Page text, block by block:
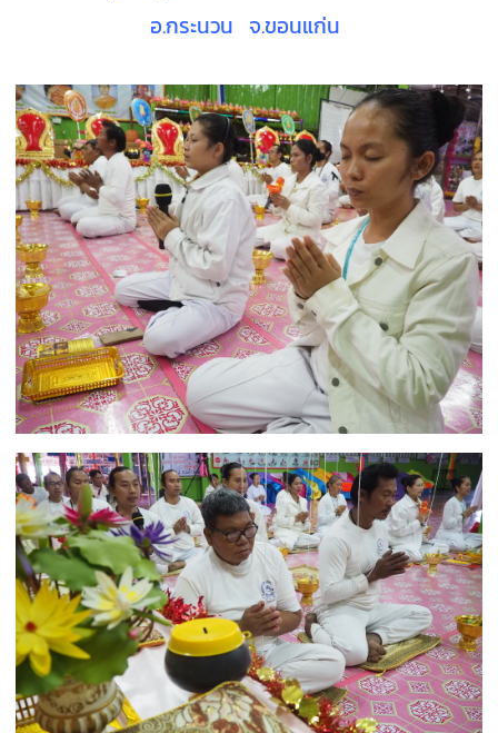
อ.กระนวน จ.ขอนแก่น